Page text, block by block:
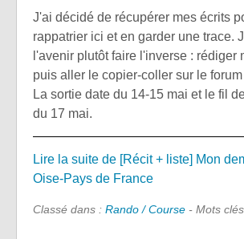
J'ai décidé de récupérer mes écrits
rappatrier ici et en garder une trace.
l'avenir plutôt faire l'inverse : rédiger
puis aller le copier-coller sur le
La sortie date du 14-15 mai et le fil
du 17 mai.
Lire la suite de [Récit + liste] Mon
Oise-Pays de France
Classé dans : Rando / Course - Mots